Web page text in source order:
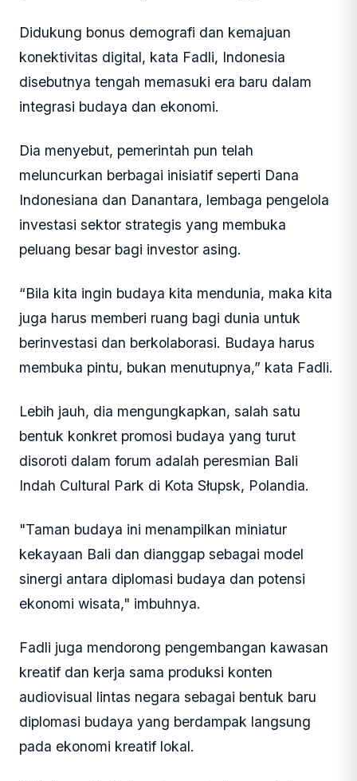
Didukung bonus demografi dan kemajuan
konektivitas digital, kata Fadli, Indonesia
disebutnya tengah memasuki era baru dalam
integrasi budaya dan ekonomi.
Dia menyebut, pemerintah pun telah
meluncurkan berbagai inisiatif seperti Dana
Indonesiana dan Danantara, lembaga pengelola
investasi sektor strategis yang membuka
peluang besar bagi investor asing.
“Bila kita ingin budaya kita mendunia, maka kita
juga harus memberi ruang bagi dunia untuk
berinvestasi dan berkolaborasi. Budaya harus
membuka pintu, bukan menutupnya,” kata Fadli.
Lebih jauh, dia mengungkapkan, salah satu
bentuk konkret promosi budaya yang turut
disoroti dalam forum adalah peresmian Bali
Indah Cultural Park di Kota Słupsk, Polandia.
"Taman budaya ini menampilkan miniatur
kekayaan Bali dan dianggap sebagai model
sinergi antara diplomasi budaya dan potensi
ekonomi wisata," imbuhnya.
Fadli juga mendorong pengembangan kawasan
kreatif dan kerja sama produksi konten
audiovisual lintas negara sebagai bentuk baru
diplomasi budaya yang berdampak langsung
pada ekonomi kreatif lokal.